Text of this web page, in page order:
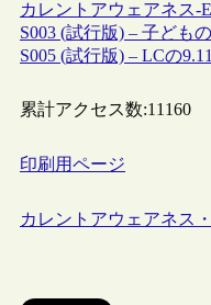
カレントアウェアネス-E
S003 (試行版) – 子ども
S005 (試行版) – LCの
累計アクセス数:11160
印刷用ページ
カレントアウェアネス